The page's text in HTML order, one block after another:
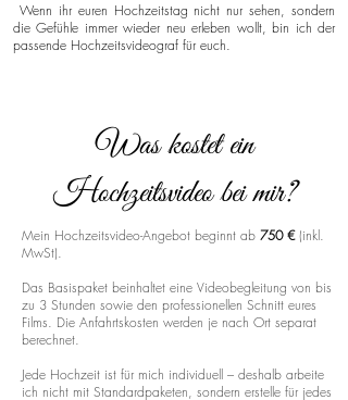
Wenn ihr euren Hochzeitstag nicht nur sehen, sondern
die Gefühle immer wieder neu erleben wollt, bin ich der
passende Hochzeitsvideograf für euch.
Was kostet ein
Hochzeitsvideo bei mir?
Mein Hochzeitsvideo-Angebot beginnt ab 750 € (inkl.
MwSt).
Das Basispaket beinhaltet eine Videobegleitung von bis
zu 3 Stunden sowie den professionellen Schnitt eures
Films. Die Anfahrtskosten werden je nach Ort separat
berechnet.
Jede Hochzeit ist für mich individuell – deshalb arbeite
ich nicht mit Standardpaketen, sondern erstelle für jedes